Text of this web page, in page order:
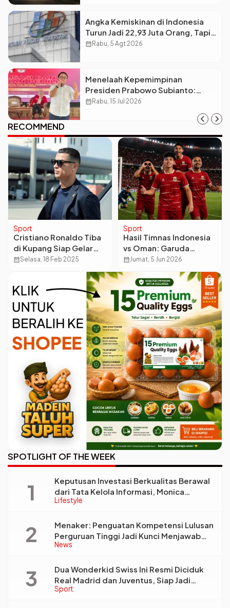
Angka Kemiskinan di Indonesia
Turun Jadi 22,93 Juta Orang, Tapi
Kenapa Ketimpangan Desa dan
calendar_monthRabu, 5 Agt 2026
Menelaah Kepemimpinan
Presiden Prabowo Subianto:
Antara Visi Besar, Implementasi,
calendar_monthRabu, 15 Jul 2026
RECOMMEND
Sport
Cristiano Ronaldo Tiba
di Kupang Siap Gelar
Acara Amal yang Bikin
calendar_monthSelasa, 18 Feb 2025
Sport
Hasil Timnas Indonesia
vs Oman: Garuda
Menang Telak 3-0 di
calendar_month Jumat, 5 Jun 2026
SPOTLIGHT OF THE WEEK
Lifestyle
Keputusan Investasi Berkualitas Berawal
dari Tata Kelola Informasi, Monica
Triyadi: Bukan Sekadar Analisis
News
Menaker: Penguatan Kompetensi Lulusan
Perguruan Tinggi Jadi Kunci Menjawab
Kebutuhan Dunia Kerja
Sport
Dua Wonderkid Swiss Ini Resmi Diciduk
Real Madrid dan Juventus, Siap Jadi
Bintang Baru Eropa